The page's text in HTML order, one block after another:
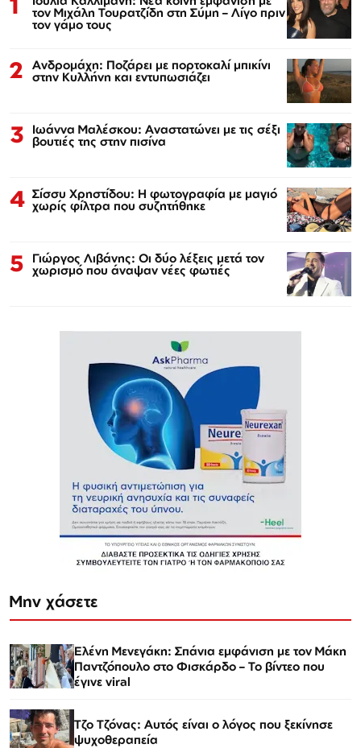
τον Μιχάλη Τουρατζίδη στη Σύμη – Λίγο πριν
τον γάμο τους
2 Ανδρομάχη: Ποζάρει με πορτοκαλί μπικίνι
στην Κυλλήνη και εντυπωσιάζει
3 Ιωάννα Μαλέσκου: Αναστατώνει με τις σέξι
βουτιές της στην πισίνα
4 Σίσσυ Χρηστίδου: Η φωτογραφία με μαγιό
χωρίς φίλτρα που συζητήθηκε
5 Γιώργος Λιβάνης: Οι δύο λέξεις μετά τον
χωρισμό που άναψαν νέες φωτιές
Μην χάσετε
Ελένη Μενεγάκη: Σπάνια εμφάνιση με τον Μάκη
Παντζόπουλο στο Φισκάρδο – Το βίντεο που
έγινε viral
Τζο Τζόνας: Αυτός είναι ο λόγος που ξεκίνησε
ψυχοθεραπεία